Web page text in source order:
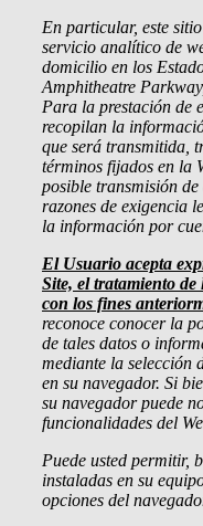
En particular, este
servicio analítico de
domicilio en los
Amphitheatre
Para la prestación de
recopilan la
que será transmitida,
términos fijados en la
posible transmisión
razones de exigencia
la información por
El Usuario acepta
Site, el tratamiento
con los fines
reconoce conocer la
de tales datos o
mediante la selección
en su navegador. Si
su navegador puede
funcionalidades del
Puede usted permitir,
instaladas en su
opciones del